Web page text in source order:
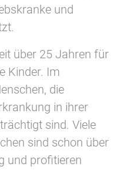
und
über 25 Jahren für
Kinder. Im
die
in ihrer
sind. Viele
sind schon über
und profitieren
gesetzt.